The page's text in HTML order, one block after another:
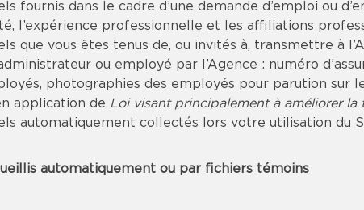
fournis dans le cadre d’une demande d’emploi ou
l’expérience professionnelle et les affiliations
que vous êtes tenus de, ou invités à, transmettre à
ou employé par l’Agence : numéro
photographies des employés pour parution sur
application de Loi visant principalement à améliorer la
automatiquement collectés lors votre utilisation du
automatiquement ou par fichiers témoins